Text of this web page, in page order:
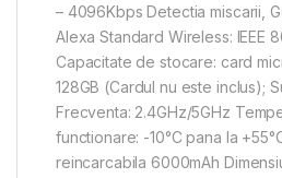
– 4096Kbps Detectia miscarii,
Alexa Standard Wireless: IEEE
Capacitate de stocare: card
128GB (Cardul nu este inclus);
Frecventa: 2.4GHz/5GHz
functionare: -10°C pana la
reincarcabila 6000mAh